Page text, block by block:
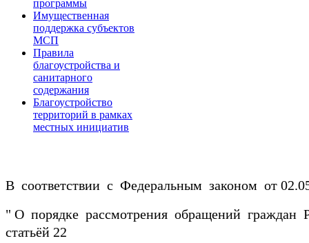
программы
Имущественная
поддержка субъектов
МСП
Правила
благоустройства и
санитарного
содержания
Благоустройство
территорий в рамках
местных инициатив
В соответствии с Федеральным законом от
" О порядке рассмотрения обращений граждан
статьёй 22